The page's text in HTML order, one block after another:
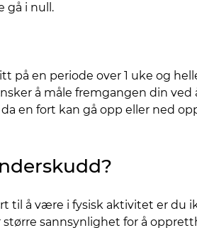
gå i null.
på en periode over 1 uke og
å måle fremgangen din ved
en fort kan gå opp eller ned
til å være i fysisk aktivitet er du
sannsynlighet for å